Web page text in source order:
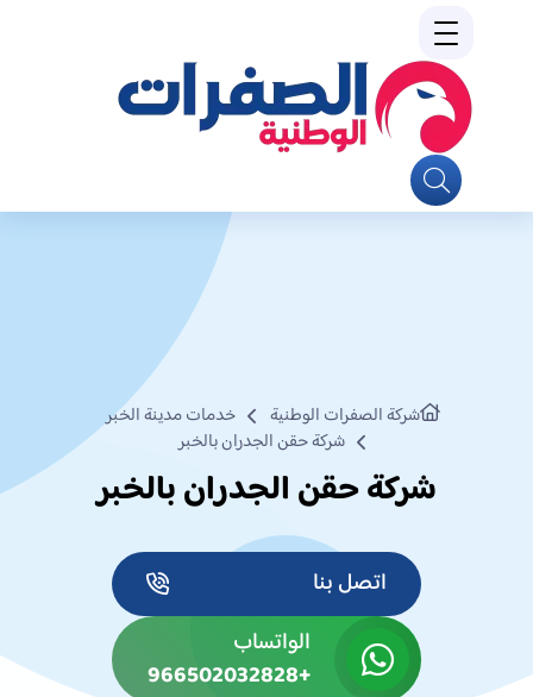
شركة الصفرات الوطنية
خدمات مدينة الخبر
شركة حقن الجدران بالخبر
شركة حقن الجدران بالخبر
اتصل بنا
الواتساب
+966502032828